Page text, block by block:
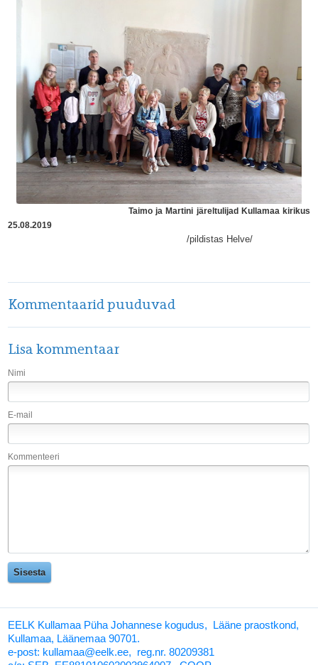
Taimo ja Martini järeltulijad Kullamaa kirikus
25.08.2019
/pildistas Helve/
Kommentaarid puuduvad
Lisa kommentaar
Nimi
E-mail
Kommenteeri
EELK Kullamaa Püha Johannese kogudus, Lääne praostkond,
Kullamaa, Läänemaa 90701.
e-post: kullamaa@eelk.ee, reg.nr. 80209381